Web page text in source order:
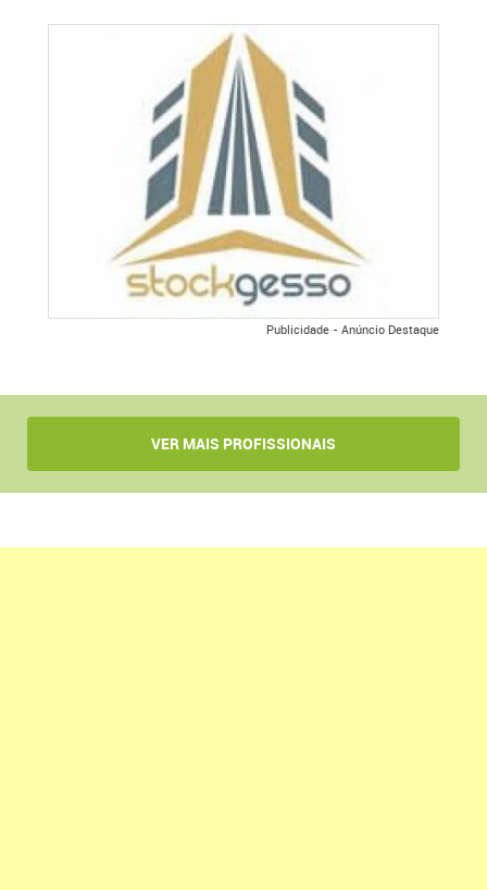
Publicidade - Anúncio Destaque
VER MAIS PROFISSIONAIS